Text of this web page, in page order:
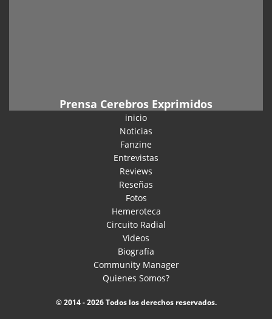
Prensa Cerebros Exprimidos
inicio
Noticias
Fanzine
Entrevistas
Reviews
Reseñas
Fotos
Hemeroteca
Circuito Radial
Videos
Biografía
Community Manager
Quienes Somos?
© 2014 - 2026 Todos los derechos reservados.